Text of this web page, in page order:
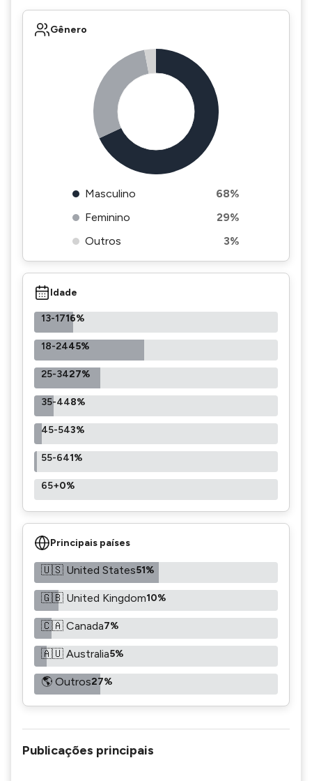
Gênero
Masculino
68%
Feminino
29%
Outros
3%
Idade
13-1716%
18-2445%
25-3427%
35-448%
45-543%
55-641%
65+0%
Principais países
🇺🇸 United States51%
🇬🇧 United Kingdom10%
🇨🇦 Canada7%
🇦🇺 Australia5%
🌎 Outros27%
Publicações principais